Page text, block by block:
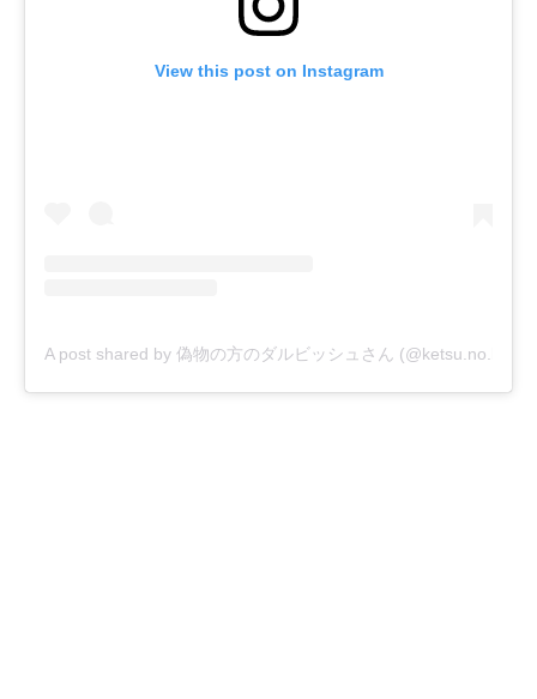
View this post on Instagram
A post shared by 偽物の方のダルビッシュさん